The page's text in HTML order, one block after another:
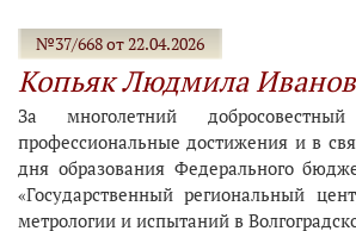
№37/668 от 22.04.2026
Копьяк Людмила
За многолетний
профессиональные достижения и в
дня образования Федерального
«Государственный региональный
метрологии и испытаний в